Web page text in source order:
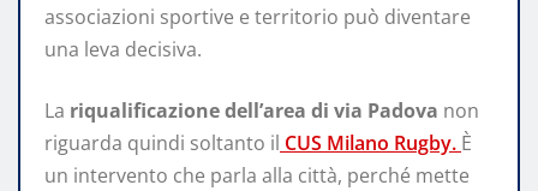
associazioni sportive e territorio può diventare
una leva decisiva.
La riqualificazione dell’area di via Padova non
riguarda quindi soltanto il CUS Milano Rugby. È
un intervento che parla alla città, perché mette